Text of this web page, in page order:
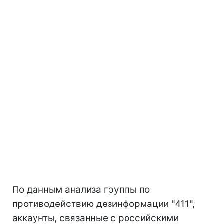
По данным анализа группы по
противодействию дезинформации "411",
аккаунты, связанные с российскими